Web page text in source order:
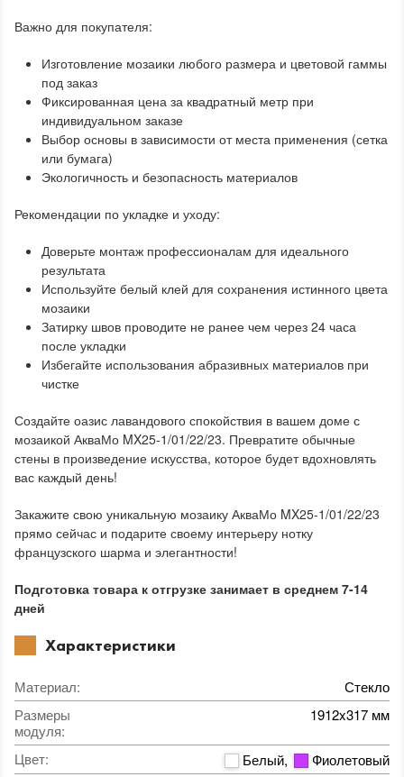
Важно для покупателя:
Изготовление мозаики любого размера и цветовой гаммы
под заказ
Фиксированная цена за квадратный метр при
индивидуальном заказе
Выбор основы в зависимости от места применения (сетка
или бумага)
Экологичность и безопасность материалов
Рекомендации по укладке и уходу:
Доверьте монтаж профессионалам для идеального
результата
Используйте белый клей для сохранения истинного цвета
мозаики
Затирку швов проводите не ранее чем через 24 часа
после укладки
Избегайте использования абразивных материалов при
чистке
Создайте оазис лавандового спокойствия в вашем доме с
мозаикой АкваМо MX25-1/01/22/23. Превратите обычные
стены в произведение искусства, которое будет вдохновлять
вас каждый день!
Закажите свою уникальную мозаику АкваМо MX25-1/01/22/23
прямо сейчас и подарите своему интерьеру нотку
французского шарма и элегантности!
Подготовка товара к отгрузке занимает в среднем 7-14
дней
Характеристики
Материал:
Стекло
Размеры
модуля:
1912x317 мм
Цвет: Белый,
Фиолетовый